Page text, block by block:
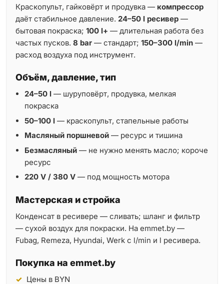
Краскопульт, гайковёрт и продувка — компрессор
даёт стабильное давление. 24–50 l ресивер —
бытовая покраска; 100 l+ — длительная работа без
частых пусков. 8 bar — стандарт; 150–300 l/min —
расход воздуха под инструмент.
Объём, давление, тип
24–50 l — шуруповёрт, продувка, мелкая
покраска
50–100 l — краскопульт, стапельные работы
Масляный поршневой — ресурс и тишина
Безмасляный — не нужно менять масло; короче
ресурс
220 V / 380 V — под мощность мотора
Мастерская и стройка
Конденсат в ресивере — сливать; шланг и фильтр
— сухой воздух для покраски. На emmet.by —
Fubag, Remeza, Hyundai, Werk с l/min и l ресивера.
Покупка на emmet.by
Цены в BYN